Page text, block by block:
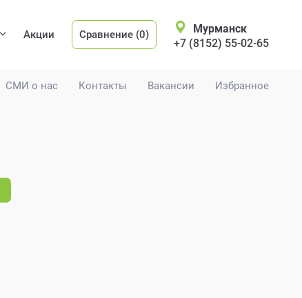
СМИ о нас Контакты Вакансии Избранное
Акции Сравнение (0)
Мурманск
+7 (8152) 55-02-65